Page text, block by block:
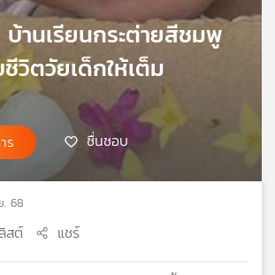
บ้านเรียนกระต่ายสีชมพู
วิตวัยเด็กให้เต็ม
ร ชื่นชอบ
. 68
สต์ แชร์